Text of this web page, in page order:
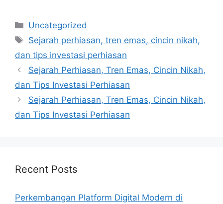
Categories
Uncategorized
Tags
Sejarah perhiasan, tren emas, cincin nikah,
dan tips investasi perhiasan
Sejarah Perhiasan, Tren Emas, Cincin Nikah,
dan Tips Investasi Perhiasan
Sejarah Perhiasan, Tren Emas, Cincin Nikah,
dan Tips Investasi Perhiasan
Recent Posts
Perkembangan Platform Digital Modern di